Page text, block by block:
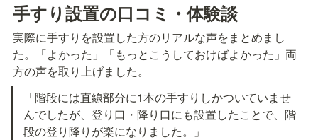
手すり設置の口コミ・体験談
実際に手すりを設置した方のリアルな声をまとめまし
た。「よかった」「もっとこうしておけばよかった」両
方の声を取り上げました。
「階段には直線部分に1本の手すりしかついていませ
んでしたが、登り口・降り口にも設置したことで、階
段の登り降りが楽になりました。」